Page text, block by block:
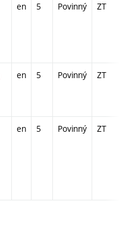
en 5 Povinný ZT
en 5 Povinný ZT
en 5 Povinný ZT